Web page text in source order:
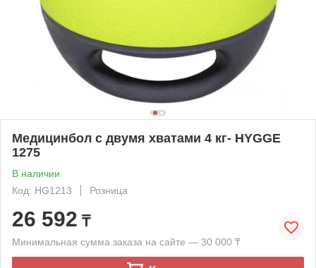
Медицинбол с двумя хватами 4 кг- HYGGE
1275
В наличии
Код: HG1213
Розница
26 592 ₸
Минимальная сумма заказа на сайте — 30 000 ₸